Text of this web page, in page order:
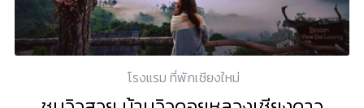
โรงแรม ที่พักเชียงใหม่